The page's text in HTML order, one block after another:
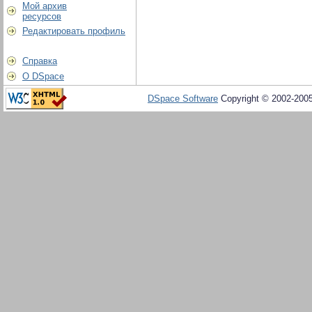
Мой архив
ресурсов
Редактировать профиль
Справка
О DSpace
DSpace Software Copyright © 2002-